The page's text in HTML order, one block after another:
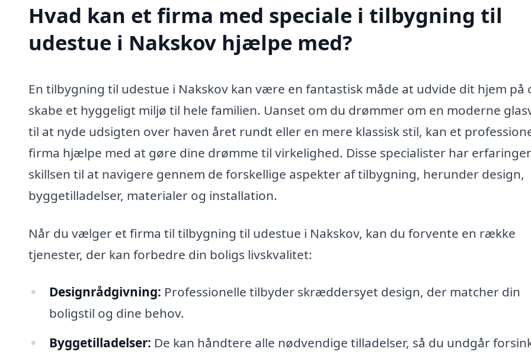
Hvad kan et firma med speciale i tilbygning til
udestue i Nakskov hjælpe med?
En tilbygning til udestue i Nakskov kan være en fantastisk måde at udvide dit hjem på
skabe et hyggeligt miljø til hele familien. Uanset om du drømmer om en moderne
til at nyde udsigten over haven året rundt eller en mere klassisk stil, kan et
firma hjælpe med at gøre dine drømme til virkelighed. Disse specialister har
skillsen til at navigere gennem de forskellige aspekter af tilbygning, herunder design,
byggetilladelser, materialer og installation.
Når du vælger et firma til tilbygning til udestue i Nakskov, kan du forvente en række
tjenester, der kan forbedre din boligs livskvalitet:
Designrådgivning: Professionelle tilbyder skræddersyet design, der matcher din
boligstil og dine behov.
Byggetilladelser: De kan håndtere alle nødvendige tilladelser, så du undgår